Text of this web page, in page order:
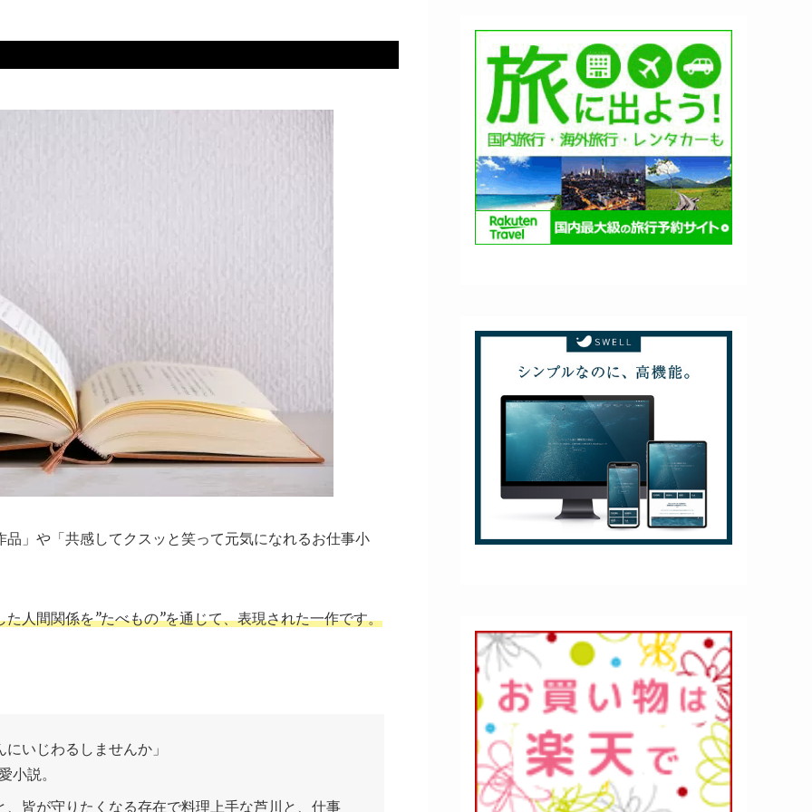
品 」や 「共感してクスッと笑って元気になれるお仕事小
た人間関係を”たべもの”を通じて、表現された一作です。
いじわるしませんか」
小説。
皆が守りたくなる存在で料理上手な芦川と、仕事